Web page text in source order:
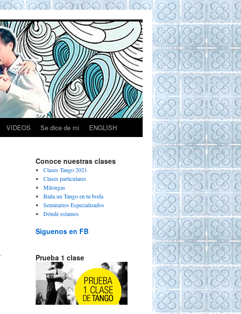
VIDEOS Se dice de mi ENGLISH
,
Conoce nuestras clases
Clases Tango 2021
Clases particulares
Milongas
Baila un Tango en tu boda
Seminarios Especializados
Dónde estamos
Siguenos en FB
Prueba 1 clase